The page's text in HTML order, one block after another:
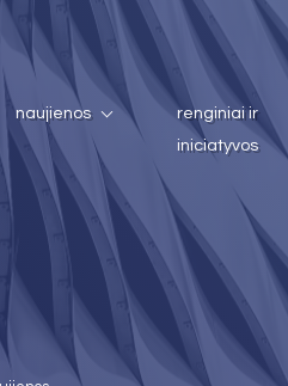
naujienos
renginiai ir
iniciatyvos